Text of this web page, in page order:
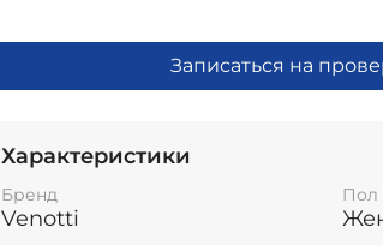
Записаться на
Характеристики
Бренд
Venotti
Пол